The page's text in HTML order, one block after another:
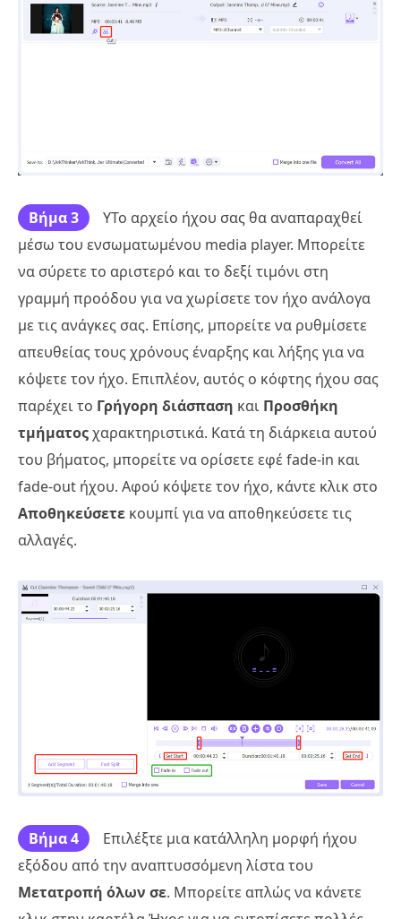
Βήμα 3
YΤο αρχείο ήχου σας θα αναπαραχθεί
μέσω του ενσωματωμένου media player. Μπορείτε
να σύρετε το αριστερό και το δεξί τιμόνι στη
γραμμή προόδου για να χωρίσετε τον ήχο ανάλογα
με τις ανάγκες σας. Επίσης, μπορείτε να ρυθμίσετε
απευθείας τους χρόνους έναρξης και λήξης για να
κόψετε τον ήχο. Επιπλέον, αυτός ο κόφτης ήχου σας
παρέχει το Γρήγορη διάσπαση και Προσθήκη
τμήματοςχαρακτηριστικά. Κατά τη διάρκεια αυτού
του βήματος, μπορείτε να ορίσετε εφέ fade-in και
fade-out ήχου. Αφού κόψετε τον ήχο, κάντε κλικ στο
Αποθηκεύσετε κουμπί για να αποθηκεύσετε τις
αλλαγές.
Βήμα 4
Επιλέξτε μια κατάλληλη μορφή ήχου
εξόδου από την αναπτυσσόμενη λίστα του
Μετατροπή όλων σε. Μπορείτε απλώς να κάνετε